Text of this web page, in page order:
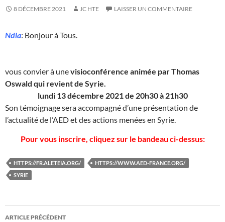
8 DÉCEMBRE 2021 JC HTE LAISSER UN COMMENTAIRE
Ndla: Bonjour à Tous.
vous convier à unevisioconférence animée par Thomas
Oswald qui revient de Syrie.
lundi 13 décembre 2021 de 20h30 à 21h30
Son témoignage sera accompagné d’une présentation de
l’actualité de l’AED et des actions menées en Syrie.
Pour vous inscrire, cliquez sur le bandeau ci-dessus:
HTTPS://FR.ALETEIA.ORG/
HTTPS://WWW.AED-FRANCE.ORG/
SYRIE
Navigation
ARTICLE PRÉCÉDENT